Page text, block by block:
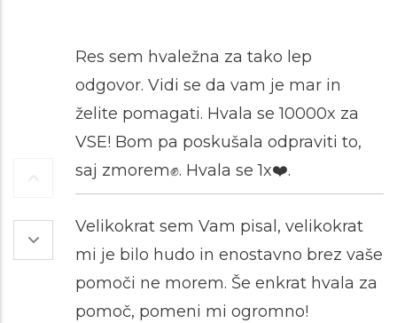
Res sem hvaležna za tako lep
odgovor. Vidi se da vam je mar in
želite pomagati. Hvala se 10000x za
VSE! Bom pa poskušala odpraviti to,
saj zmorem✊️. Hvala se 1x❤️.
Velikokrat sem Vam pisal, velikokrat
mi je bilo hudo in enostavno brez vaše
pomoči ne morem. Še enkrat hvala za
pomoč, pomeni mi ogromno!